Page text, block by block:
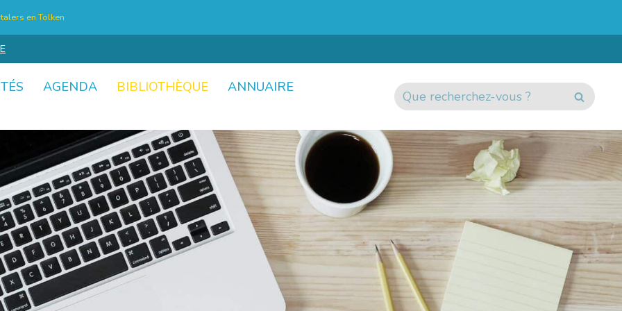
en Tolken
AGENDA BIBLIOTHÈQUE
ANNUAIRE